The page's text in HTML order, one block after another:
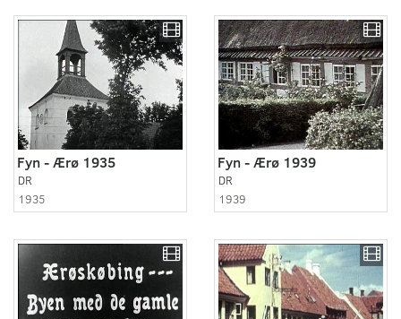
Fyn - Ærø 1935
DR
1935
Fyn - Ærø 1939
DR
1939